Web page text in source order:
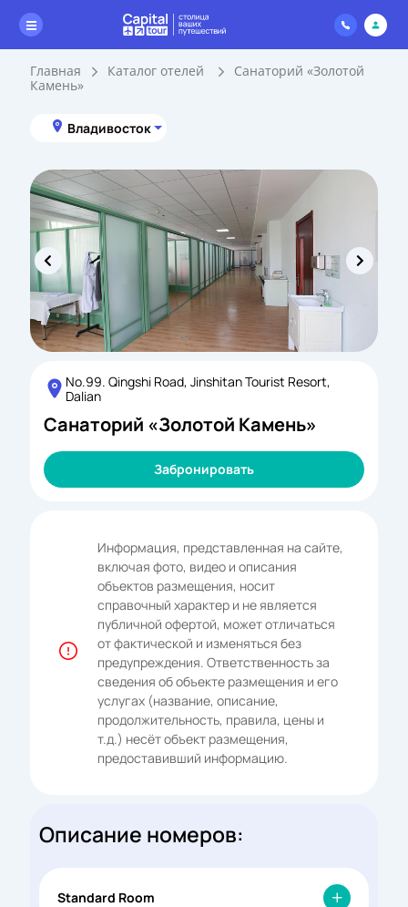
Главная Каталог отелей
Санаторий «Золотой
Камень»
Владивосток
No.99. Qingshi Road, Jinshitan Tourist Resort,
Dalian
Санаторий «Золотой Камень»
Забронировать
Информация, представленная на сайте,
включая фото, видео и описания
объектов размещения, носит
справочный характер и не является
публичной офертой, может отличаться
от фактической и изменяться без
предупреждения. Ответственность за
сведения об объекте размещения и его
услугах (название, описание,
продолжительность, правила, цены и
т.д.) несёт объект размещения,
предоставивший информацию.
Описание номеров:
Standard Room